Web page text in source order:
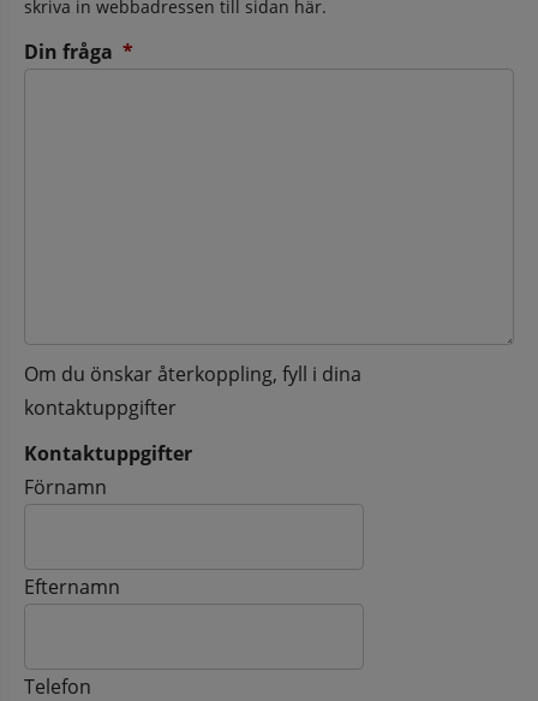
skriva in webbadressen till sidan här.
Din fråga *
Om du önskar återkoppling, fyll i dina
kontaktuppgifter
Kontaktuppgifter
Kontaktuppgifter
Förnamn
Efternamn
Telefon